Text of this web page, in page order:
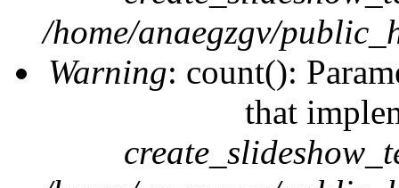
/home/anaegzgv/
Warning: count():
that